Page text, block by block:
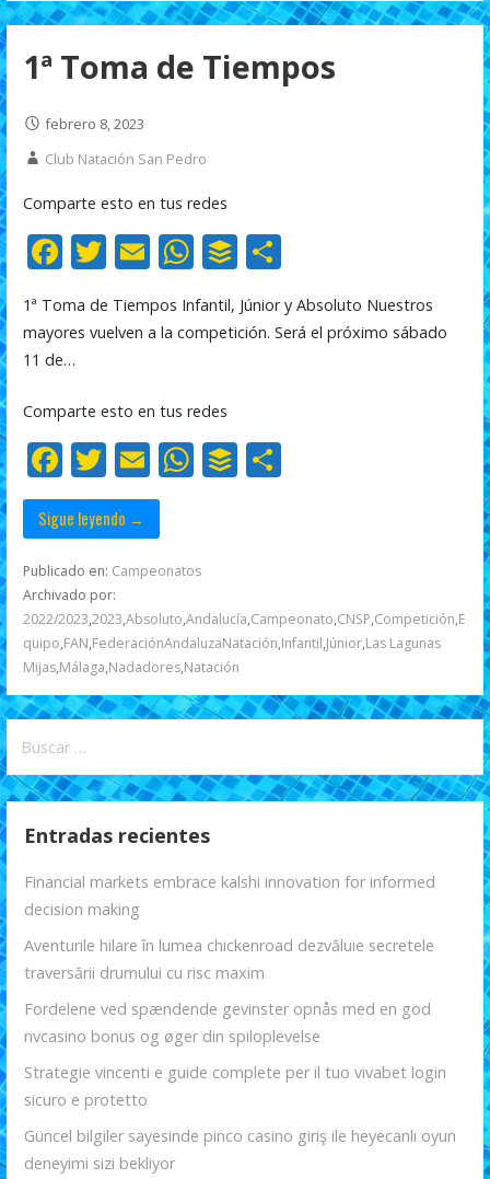
1ª Toma de Tiempos
febrero 8, 2023
Club Natación San Pedro
Comparte esto en tus redes
F
ac
e
b
o
k
T
itt
E
ai
W
h
at
s
p
p
B
uf
f
C
m
r
1ª Toma de Tiempos Infantil, Júnior y Absoluto Nuestros
mayores vuelven a la competición. Será el próximo sábado
11 de…
Comparte esto en tus redes
F
ac
e
b
o
o
k
T
w
itt
er
E
m
ai
l
W
s
p
p
B C
ti
Sigue leyendo →
Publicado en: Campeonatos
Archivado por:
2022/2023,2023,Absoluto,Andalucía,Campeonato,CNSP,Competición,E
quipo,FAN,FederaciónAndaluzaNatación,Infantil,Júnior,Las Lagunas
Mijas,Málaga,Nadadores,Natación
Buscar:
Entradas recientes
Financial markets embrace kalshi innovation for informed
decision making
Aventurile hilare în lumea chickenroad dezvăluie secretele
traversării drumului cu risc maxim
Fordelene ved spændende gevinster opnås med en god
nvcasino bonus og øger din spiloplevelse
Strategie vincenti e guide complete per il tuo vivabet login
sicuro e protetto
Güncel bilgiler sayesinde pinco casino giriş ile heyecanlı oyun
deneyimi sizi bekliyor